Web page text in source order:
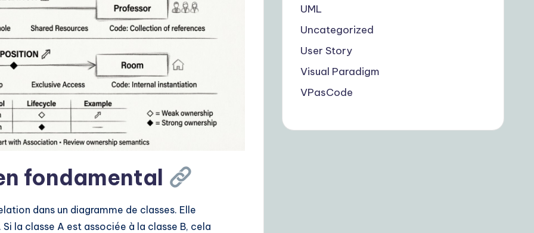
fondamental
dans un diagramme de classes. Elle
la classe A est associée à la classe B, cela
UML
Uncategorized
User Story
Visual Paradigm
VPasCode